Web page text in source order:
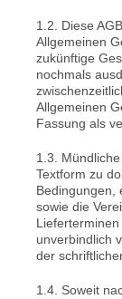
1.2. Diese
Allgemeinen
zukünftige
nochmals
Allgemeinen
Fassung als
1.3.
Textform zu
Bedingungen,
sowie die
unverbindlich
der
1.4. Soweit